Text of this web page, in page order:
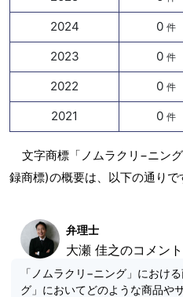
2024 0 件
2023 0 件
2022 0 件
2021 0 件
文字商標「ノムラクリ−ニン
録商標)の概要は、以下の通りで
弁理士
大瀬 佳之のコメント
「ノムラクリ−ニング」におけ
グ」においてどのような商品や